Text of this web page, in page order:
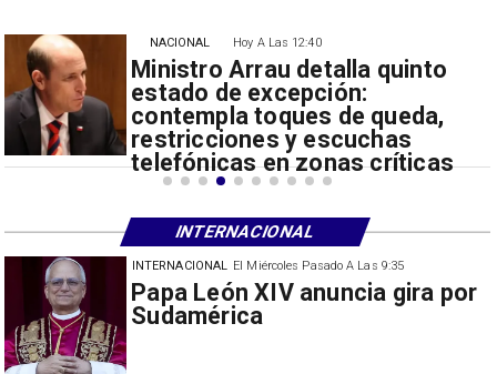
El Miércoles Pasado A Las 9:35
China restringe exportación de
drones a EEUU y sanciona
INTERNACIONAL
Hoy A Las 12:40
Ministro Arrau detalla quinto
estado de excepción:
contempla toques de queda,
restricciones y escuchas
telefónicas en zonas críticas
NACIONAL
INTERNACIONAL